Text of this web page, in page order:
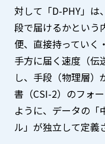
対して「D-PHY」は
段で届けるかという
便、直接持っていく
手方に届く速度（伝
し、手段（物理層）
書（CSI-2）のフォ
ように、データの「
ル」が独立して定義